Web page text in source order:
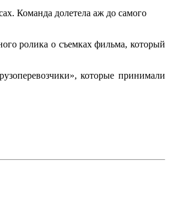
Команда долетела аж до самого
ролика о съемках фильма, который
которые принимали